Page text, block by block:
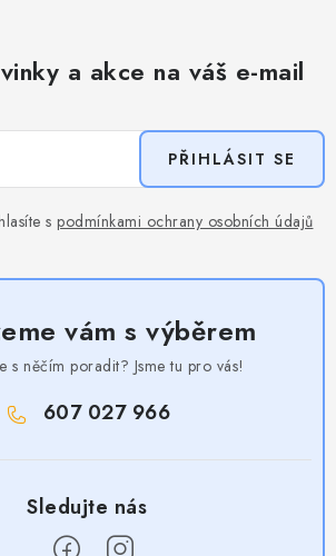
a akce na váš e-mail
s podmínkami ochrany osobních údajů
PŘIHLÁSIT SE
vám s výběrem
s něčím poradit? Jsme tu pro vás!
607 027 966